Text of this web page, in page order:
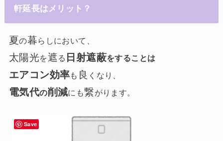
軒延長はメリット？
夏の暮らしにおいて、
太陽光を遮 る 日射遮蔽をすることは
エアコン効率も 良 くなり、
電気代の削減にも繋がります。
Save